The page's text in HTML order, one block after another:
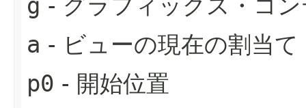
g - グラフィックス・コ
a - ビューの現在の割当て
p0 - 開始位置